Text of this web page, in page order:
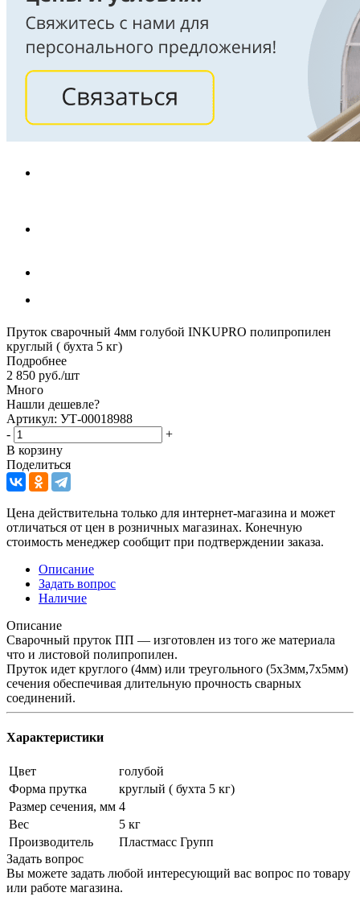
Пруток сварочный 4мм голубой INKUPRO полипропилен
круглый ( бухта 5 кг)
Подробнее
2 850 руб./шт
Много
Нашли дешевле?
Артикул: УТ-00018988
-
+
В корзину
Поделиться
Цена действительна только для интернет-магазина и может
отличаться от цен в розничных магазинах. Конечную
стоимость менеджер сообщит при подтверждении заказа.
Описание
Задать вопрос
Наличие
Описание
Сварочный пруток ПП — изготовлен из того же материала
что и листовой полипропилен.
Пруток идет круглого (4мм) или треугольного (5х3мм,7х5мм)
сечения обеспечивая длительную прочность сварных
соединений.
Характеристики
Цвет
голубой
Форма прутка
круглый ( бухта 5 кг)
Размер сечения, мм 4
Вес
5 кг
Производитель
Пластмасс Групп
Задать вопрос
Вы можете задать любой интересующий вас вопрос по товару
или работе магазина.